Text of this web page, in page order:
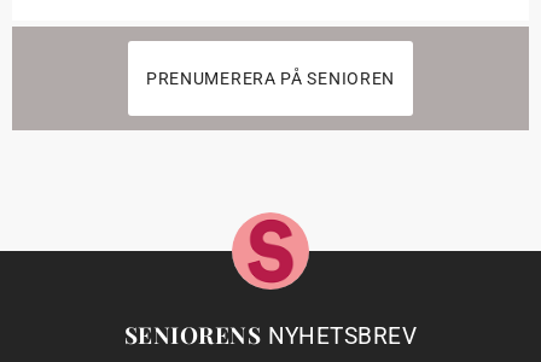
PRENUMERERA PÅ SENIOREN
SENIORENS NYHETSBREV